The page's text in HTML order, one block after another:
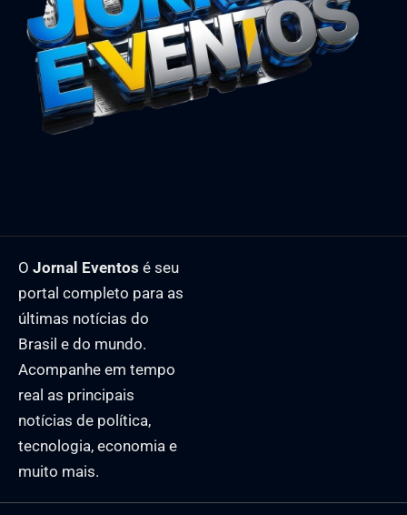
O Jornal Eventos é seu
portal completo para as
últimas notícias do
Brasil e do mundo.
Acompanhe em tempo
real as principais
notícias de política,
tecnologia, economia e
muito mais.